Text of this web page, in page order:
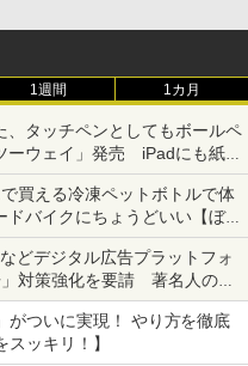
1週間 1カ月
、タッチペンとしてもボールペ
ーウェイ」発売 iPadにも紙に
買える冷凍ペットボトルで体
バイクにちょうどいい【ぼっ
た時間でなにしてる？】
どデジタル広告プラットフォ
対策強化を要請 著名人の写
の対策として
がついに実現！ やり方を徹底
ッキリ！】